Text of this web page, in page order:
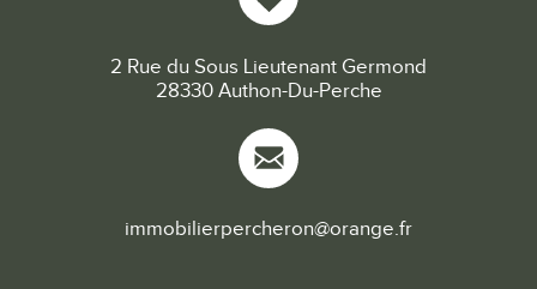
2 Rue du Sous Lieutenant Germond
28330 Authon-Du-Perche
immobilierpercheron@orange.fr